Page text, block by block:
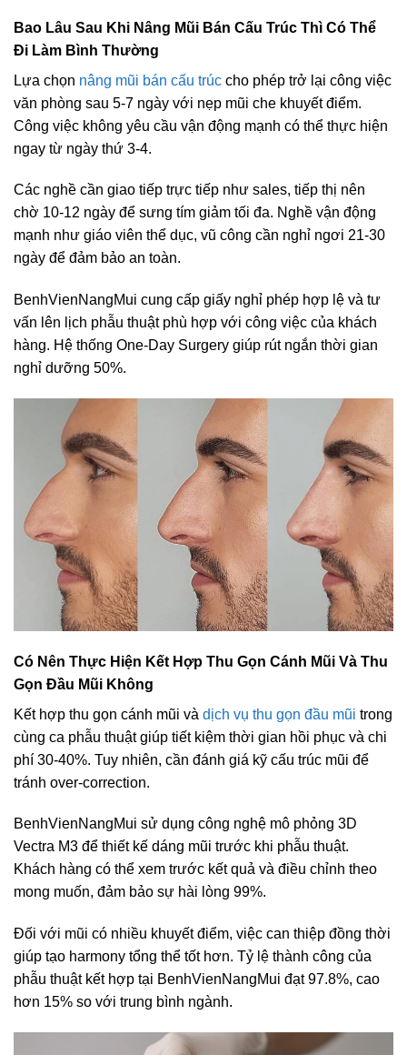
Bao Lâu Sau Khi Nâng Mũi Bán Cấu Trúc Thì Có Thể
Đi Làm Bình Thường
Lựa chọn nâng mũi bán cấu trúc cho phép trở lại công việc
văn phòng sau 5-7 ngày với nẹp mũi che khuyết điểm.
Công việc không yêu cầu vận động mạnh có thể thực hiện
ngay từ ngày thứ 3-4.
Các nghề cần giao tiếp trực tiếp như sales, tiếp thị nên
chờ 10-12 ngày để sưng tím giảm tối đa. Nghề vận động
mạnh như giáo viên thể dục, vũ công cần nghỉ ngơi 21-30
ngày để đảm bảo an toàn.
BenhVienNangMui cung cấp giấy nghỉ phép hợp lệ và tư
vấn lên lịch phẫu thuật phù hợp với công việc của khách
hàng. Hệ thống One-Day Surgery giúp rút ngắn thời gian
nghỉ dưỡng 50%.
Có Nên Thực Hiện Kết Hợp Thu Gọn Cánh Mũi Và Thu
Gọn Đầu Mũi Không
Kết hợp thu gọn cánh mũi và dịch vụ thu gọn đầu mũi trong
cùng ca phẫu thuật giúp tiết kiệm thời gian hồi phục và chi
phí 30-40%. Tuy nhiên, cần đánh giá kỹ cấu trúc mũi để
tránh over-correction.
BenhVienNangMui sử dụng công nghệ mô phỏng 3D
Vectra M3 để thiết kế dáng mũi trước khi phẫu thuật.
Khách hàng có thể xem trước kết quả và điều chỉnh theo
mong muốn, đảm bảo sự hài lòng 99%.
Đối với mũi có nhiều khuyết điểm, việc can thiệp đồng thời
giúp tạo harmony tổng thể tốt hơn. Tỷ lệ thành công của
phẫu thuật kết hợp tại BenhVienNangMui đạt 97.8%, cao
hơn 15% so với trung bình ngành.